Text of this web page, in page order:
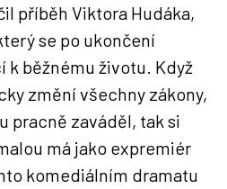
příběh Viktora Hudáka,
se po ukončení
běžnému životu. Když
změní všechny zákony,
pracně zaváděl, tak si
má jako expremiér
komediálním dramatu